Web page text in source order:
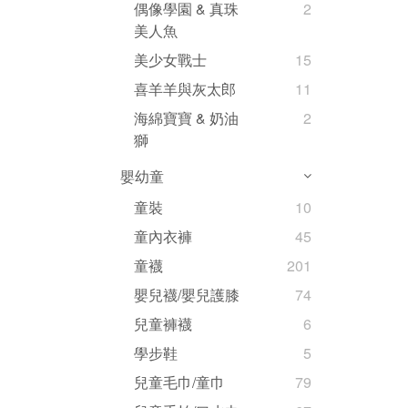
偶像學園 & 真珠
美人魚
2
美少女戰士
15
喜羊羊與灰太郎
11
海綿寶寶 & 奶油
獅
2
嬰幼童
童裝
10
童內衣褲
45
童襪
201
嬰兒襪/嬰兒護膝
74
兒童褲襪
6
學步鞋
5
兒童毛巾/童巾
79